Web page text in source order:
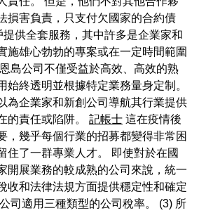
損害負責，只支付欠國家的合約債
供全套服務，其中許多是企業家和
施雄心勃勃的專案或在一定時間範圍
島公司不僅受益於高效、高效的熟
始終透明並根據特定業務量身定制。
為企業家和新創公司導航其行業提供
的責任或陷阱。 記帳士 這在疫情後
，幾乎每個行業的招募都變得非常困
住了一群專業人才。 即使對於在國
開展業務的較成熟的公司來說，統一
收和法律法規方面提供穩定性和確定
司適用三種類型的公司稅率。 (3) 所